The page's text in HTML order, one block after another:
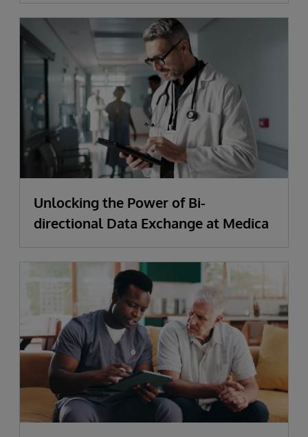
Unlocking the Power of Bi-
directional Data Exchange at Medica